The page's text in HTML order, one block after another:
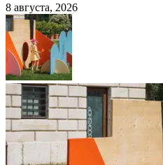
8 августа, 2026